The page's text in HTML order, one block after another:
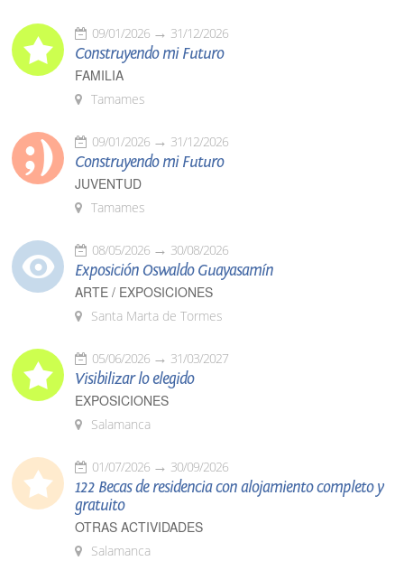
09/01/2026 31/12/2026
Construyendo mi Futuro
FAMILIA
Tamames
09/01/2026 31/12/2026
Construyendo mi Futuro
JUVENTUD
Tamames
08/05/2026 30/08/2026
Exposición Oswaldo Guayasamín
ARTE / EXPOSICIONES
Santa Marta de Tormes
05/06/2026 31/03/2027
Visibilizar lo elegido
EXPOSICIONES
Salamanca
01/07/2026 30/09/2026
122 Becas de residencia con alojamiento completo y
gratuito
OTRAS ACTIVIDADES
Salamanca